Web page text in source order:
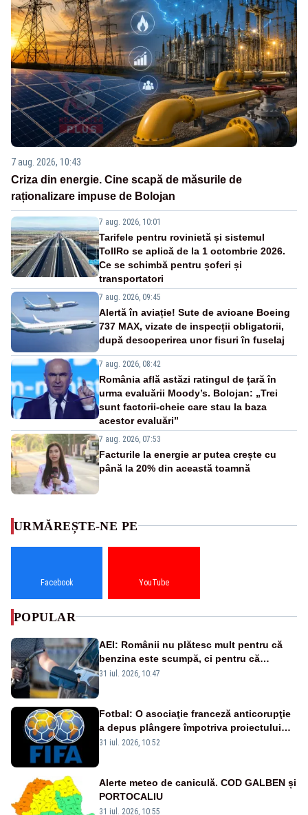
7 aug. 2026, 10:43
Criza din energie. Cine scapă de măsurile de
raționalizare impuse de Bolojan
7 aug. 2026, 10:01
Tarifele pentru rovinietă și sistemul
TollRo se aplică de la 1 octombrie 2026.
Ce se schimbă pentru șoferi și
transportatori
7 aug. 2026, 09:45
Alertă în aviație! Sute de avioane Boeing
737 MAX, vizate de inspecții obligatorii,
după descoperirea unor fisuri în fuselaj
7 aug. 2026, 08:42
România află astăzi ratingul de țară în
urma evaluării Moody’s. Bolojan: „Trei
sunt factorii-cheie care stau la baza
acestor evaluări”
7 aug. 2026, 07:53
Facturile la energie ar putea crește cu
până la 20% din această toamnă
URMĂREȘTE-NE PE
Facebook YouTube
POPULAR
AEI: Românii nu plătesc mult pentru că
benzina este scumpă, ci pentru că
benzina ieftină e taxată scump
31 iul. 2026, 10:47
Fotbal: O asociaţie franceză anticorupţie
a depus plângere împotriva proiectului
FIFA
31 iul. 2026, 10:52
Alerte meteo de caniculă. COD GALBEN și
PORTOCALIU
31 iul. 2026, 10:55